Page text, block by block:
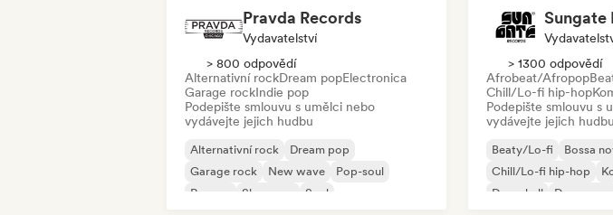
Pravda Records
Vydavatelství
> 800 odpovědí
Alternativní rockDream popElectronica
Garage rockIndie pop
Podepište smlouvu s umělci nebo
vydávejte jejich hudbu
Alternativní rock
Dream pop
Garage rock
New wave
Pop-soul
Reggae
Shoegaze Soul
Sungate
> 1300 odpovědí
Afrobeat/Afropop
Chill/Lo-fi hip-hop
Podepište smlouvu s
vydávejte jejich hudbu
Beaty/Lo-fi
Bossa
Chill/Lo-fi hip-hop
Dancehall
Dance pop